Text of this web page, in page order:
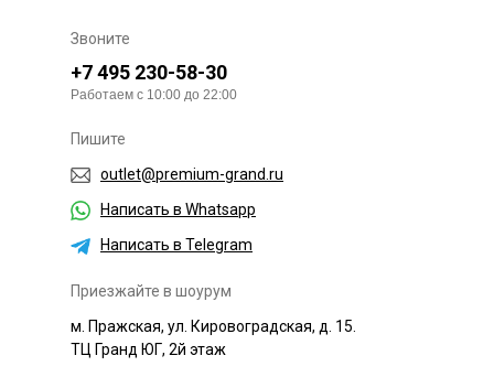
outlet@premium-grand.ru
Написать в Whatsapp
Написать в Telegram
+7 495 230-58-30
Работаем с 10:00 до 22:00
м. Пражская, ул. Кировоградская, д. 15.
ТЦ Гранд ЮГ, 2й этаж
Звоните
Приезжайте в шоурум
Пишите